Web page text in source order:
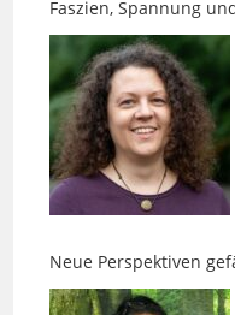
Neue Perspektiven